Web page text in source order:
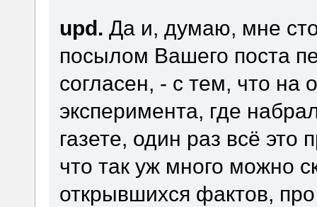
upd. Да и, думаю, мне
посылом Вашего поста
согласен, - с тем, что на
эксперимента, где
газете, один раз всё
что так уж много можно
открывшихся фактов,